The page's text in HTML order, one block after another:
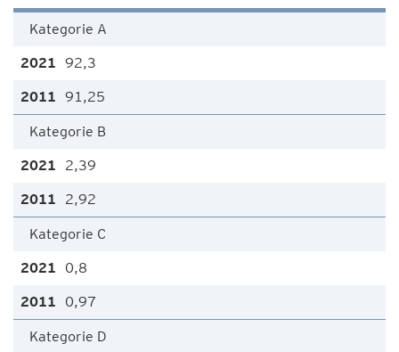
Kategorie A
92,3
91,25
Kategorie B
2,39
2,92
Kategorie C
0,8
0,97
Kategorie D